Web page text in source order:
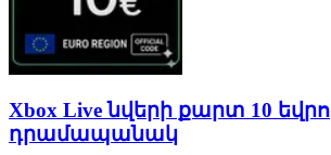
Xbox Live նվերի քարտ 10 եվրո
դրամապանակ